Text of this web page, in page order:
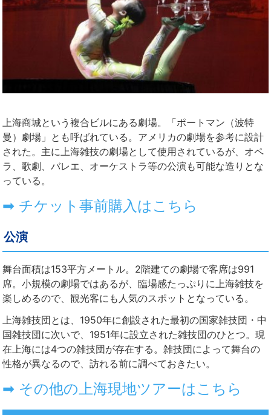
上海商城という複合ビルにある劇場。「ポートマン（波特
曼）劇場」とも呼ばれている。アメリカの劇場を参考に設計
された。主に上海雑技の劇場として使用されているが、オペ
ラ、歌劇、バレエ、オーケストラ等の公演も可能な造りとな
っている。
➡ チケット事前購入はこちら
公演
舞台面積は153平方メートル。2階建ての劇場で客席は991
席。小規模の劇場ではあるが、臨場感たっぷりに上海雑技を
楽しめるので、観光客にも人気のスポットとなっている。
上海雑技団とは、1950年に創設された最初の国家雑技団・中
国雑技団に次いで、1951年に設立された雑技団のひとつ。現
在上海には4つの雑技団が存在する。雑技団によって舞台の
性格が異なるので、訪れる前に調べておきたい。
➡ その他の上海現地ツアーはこちら